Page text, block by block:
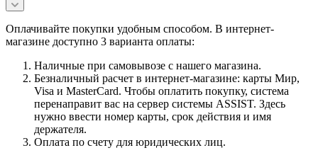
Оплачивайте покупки удобным способом. В интернет-
магазине доступно 3 варианта оплаты:
Наличные при самовывозе с нашего магазина.
Безналичный расчет в интернет-магазине: карты Мир,
Visa и MasterCard. Чтобы оплатить покупку, система
перенаправит вас на сервер системы ASSIST. Здесь
нужно ввести номер карты, срок действия и имя
держателя.
Оплата по счету для юридических лиц.